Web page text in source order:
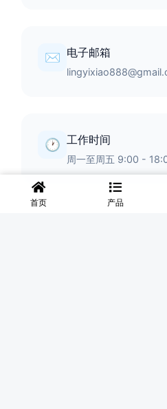
✉️ 电子邮箱
🕐 工作时间
周一至周五 9:00 -
首页 产品